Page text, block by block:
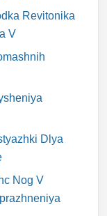
Revitonika
V
Dlya
Nog V